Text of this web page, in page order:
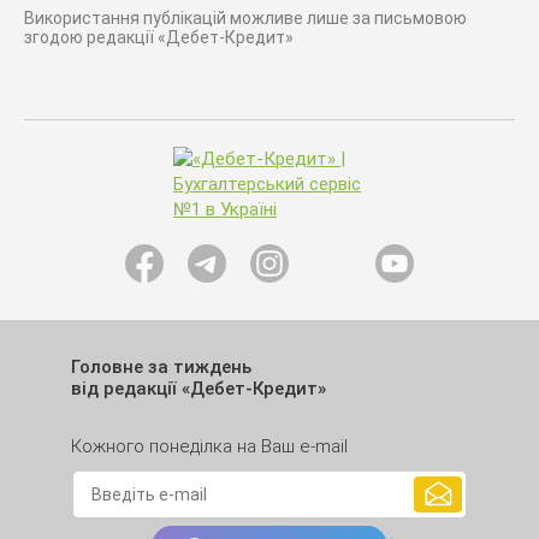
Використання публікацій можливе лише за письмовою
згодою редакції «Дебет-Кредит»
Головне за тиждень
від редакції «Дебет-Кредит»
Кожного понеділка на Ваш e-mail